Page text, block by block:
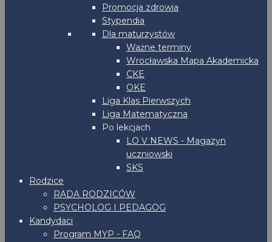
Promocja zdrowia
Stypendia
Dla maturzystów
Ważne terminy
Wrocławska Mapa Akademicka
CKE
OKE
Liga Klas Pierwszych
Liga Matematyczna
Po lekcjach
LO V NEWS - Magazyn
uczniowski
SKS
Rodzice
RADA RODZICÓW
PSYCHOLOG I PEDAGOG
Kandydaci
Program MYP - FAQ